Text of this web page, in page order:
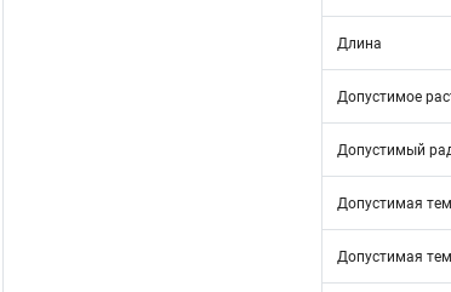
Длина
Допустимое
Допустимый
Допустимая
Допустимая